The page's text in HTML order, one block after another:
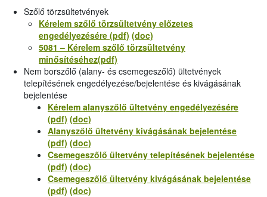
Szőlő törzsültetvények
Kérelem szőlő törzsültetvény előzetes
engedélyezésére (pdf) (doc)
5081 – Kérelem szőlő törzsültetvény
minősítéséhez(pdf)
Nem borszőlő (alany- és csemegeszőlő) ültetvények
telepítésének engedélyezése/bejelentése és kivágásának
bejelentése
Kérelem alanyszőlő ültetvény engedélyezésére
(pdf) (doc)
Alanyszőlő ültetvény kivágásának bejelentése
(pdf) (doc)
Csemegeszőlő ültetvény telepítésének bejelentése
(pdf) (doc)
Csemegeszőlő ültetvény kivágásának bejelentése
(pdf) (doc)